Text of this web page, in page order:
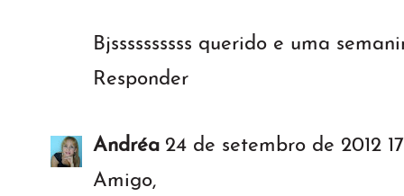
Bjssssssssss querido e uma
Responder
Andréa 24 de setembro de 2012
Amigo,